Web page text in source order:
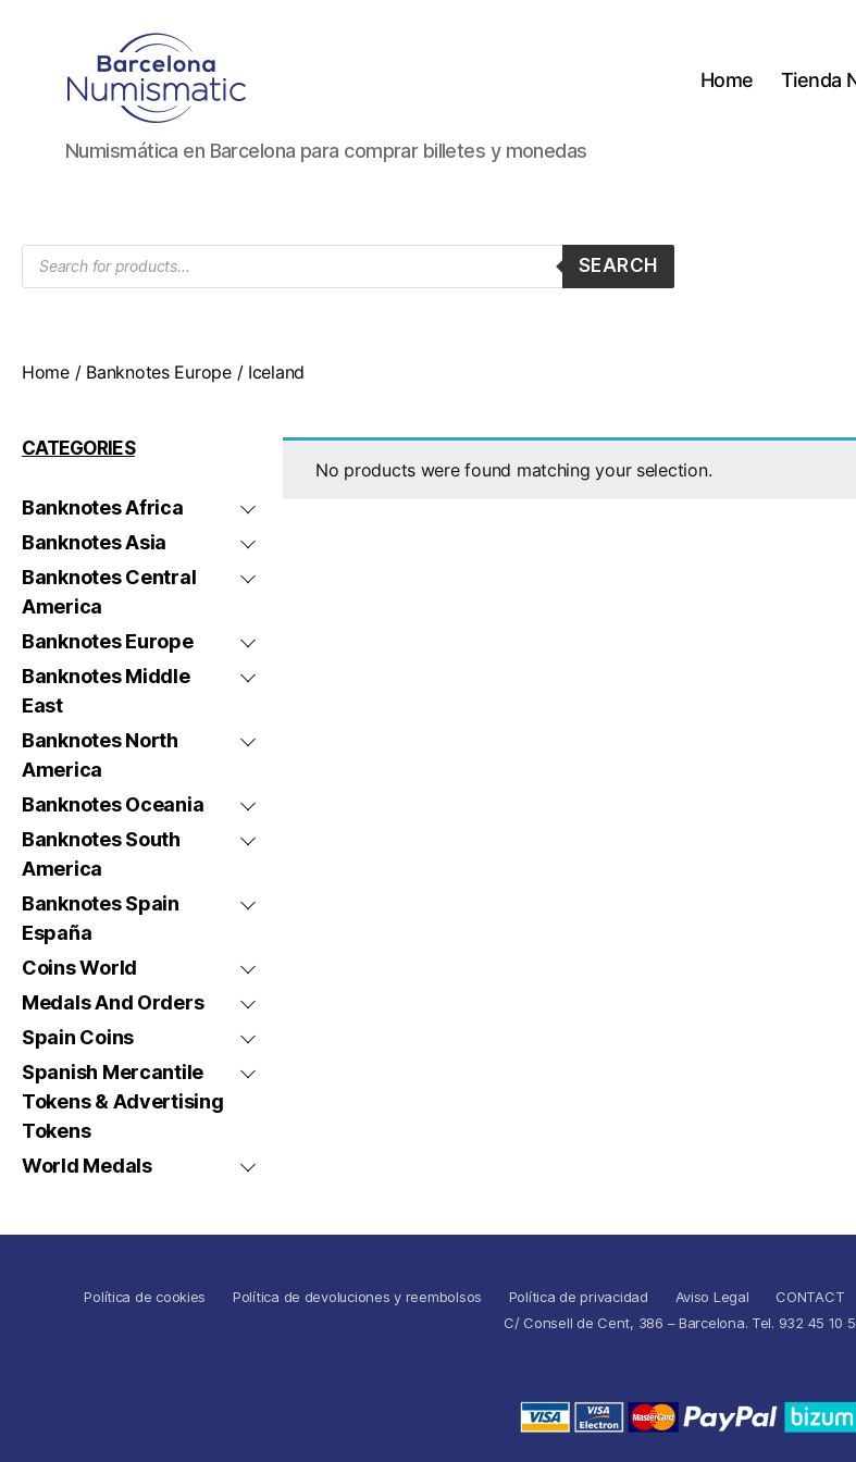
Numismática
en
y
vender
Numismática en Barcelona para comprar billetes y monedas
Home Tienda
Products
search
SEARCH
Home/ Banknotes Europe/ Iceland
CATEGORIES
Banknotes Africa
Banknotes Asia
Banknotes Central
America
Banknotes Europe
Banknotes Middle
East
Banknotes North
America
Banknotes Oceania
Banknotes South
America
Banknotes Spain
España
Coins World
Medals And Orders
Spain Coins
Spanish Mercantile
Tokens & Advertising
Tokens
World Medals
No products were found matching your selection.
Política de cookies Política de devoluciones y reembolsos Política de privacidad Aviso Legal CONTACT
C/ Consell de Cent, 386 – Barcelona. Tel. 932 45 10